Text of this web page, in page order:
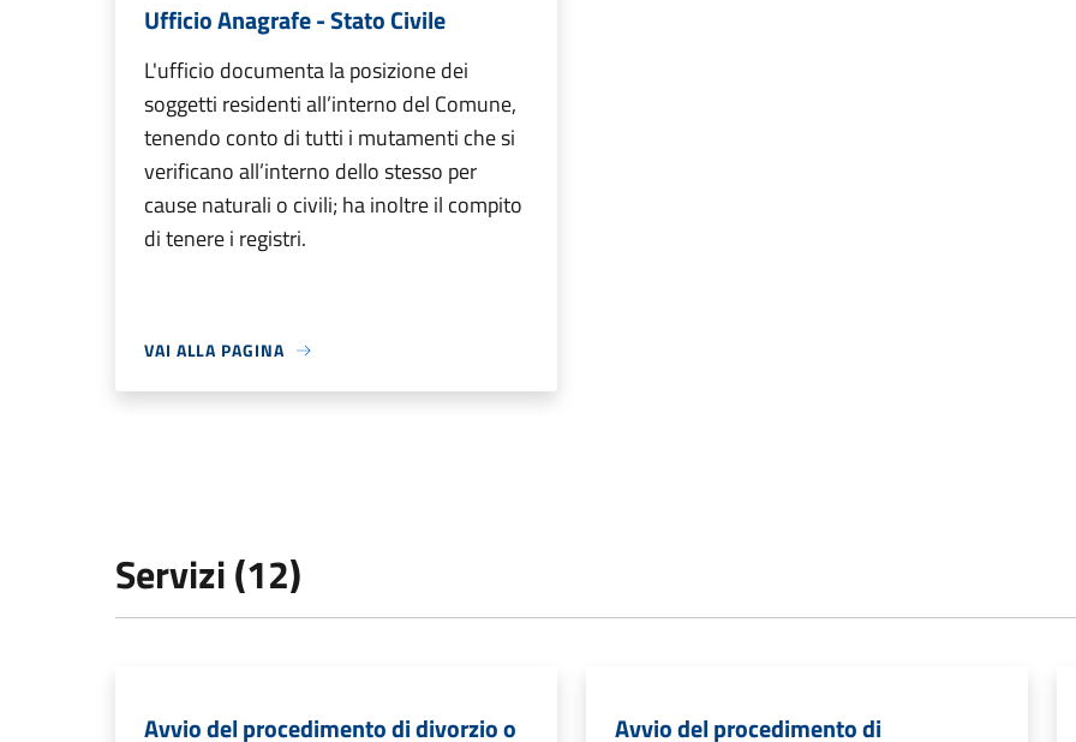
Ufficio Anagrafe - Stato Civile
L'ufficio documenta la posizione dei
soggetti residenti all’interno del Comune,
tenendo conto di tutti i mutamenti che si
verificano all’interno dello stesso per
cause naturali o civili; ha inoltre il compito
di tenere i registri.
VAI ALLA PAGINA
Servizi (12)
Avvio del procedimento di divorzio o Avvio del procedimento di